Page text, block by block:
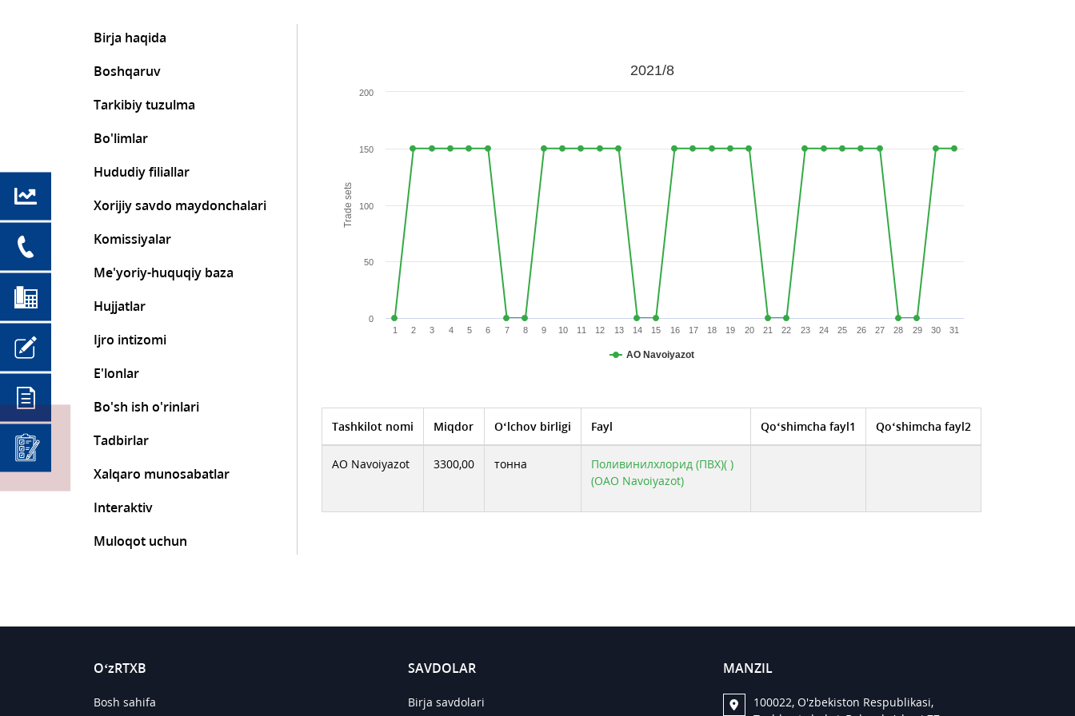
Birja haqida
Boshqaruv
Tarkibiy tuzulma
Bo'limlar
Hududiy filiallar
Xorijiy savdo maydonchalari
Komissiyalar
Me'yoriy-huquqiy baza
Hujjatlar
Ijro intizomi
E'lonlar
Bo'sh ish o'rinlari
Tadbirlar
Xalqaro munosabatlar
Interaktiv
Muloqot uchun
Trade sets
2021/8
АО Navoiyazot
1 2 3 4 5 6 7 8 9 10 11 12 13 14 15 16 17 18 19 20 21 22 23 24 25 26 27 28 29 30 31
0
50
100
150
200
Tashkilot nomi Miqdor O‘lchov birligi Fayl Qo‘shimcha fayl1 Qo‘shimcha fayl2
АО Navoiyazot 3300,00 тонна
Поливинилхлорид (ПВХ)( )
(ОАО Navoiyazot)
O‘zRTXB
Bosh sahifa
SAVDOLAR
Birja savdolari
MANZIL
100022, O'zbekiston Respublikasi,